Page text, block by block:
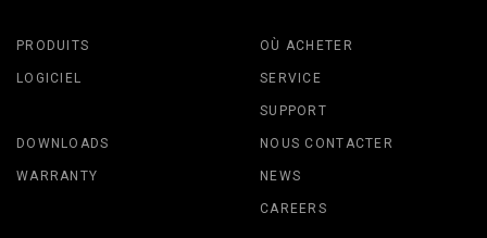
PRODUITS
LOGICIEL
OÙ ACHETER
SERVICE
SUPPORT
DOWNLOADS
WARRANTY
NOUS CONTACTER
NEWS
CAREERS